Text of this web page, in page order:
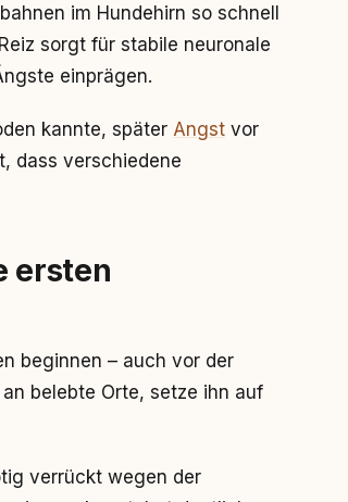
im Hundehirn so schnell
sorgt für stabile neuronale
einprägen.
kannte, später Angst vor
dass verschiedene
ersten
beginnen – auch vor der
belebte Orte, setze ihn auf
verrückt wegen der